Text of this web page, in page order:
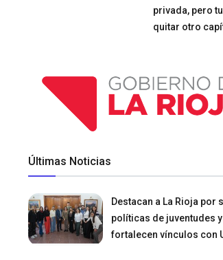
privada, pero
quitar otro
Últimas Noticias
Destacan a La Rioja por
políticas de juventudes y
fortalecen vínculos con